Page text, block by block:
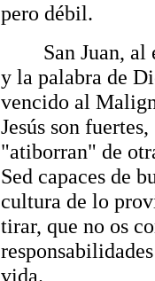
pero débil.
San Juan, al
y la palabra de
vencido al
Jesús son
"atiborran" de
Sed capaces de
cultura de lo
tirar, que no os
vida.